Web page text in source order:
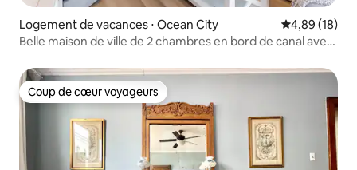
Logement de vacances ⋅ Ocean City Évaluation
4,89 (18)
Belle maison de ville de 2 chambres en bord de canal avec
Coup de cœur voyageurs
Coup de cœur voyageurs